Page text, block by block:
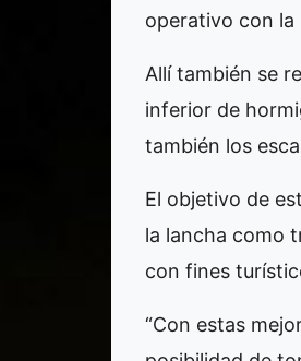
operativo con la
Allí también se
inferior de
también los
El objetivo de
la lancha como
con fines
“Con estas